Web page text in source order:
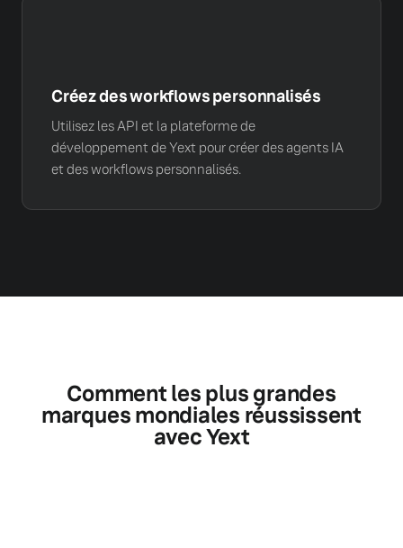
Créez des workflows personnalisés
Utilisez les API et la plateforme de
développement de Yext pour créer des agents IA
et des workflows personnalisés.
Comment les plus grandes
marques mondiales réussissent
avec Yext